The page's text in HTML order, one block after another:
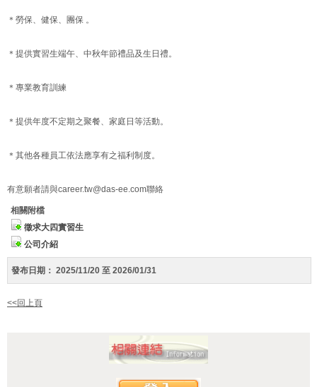
＊勞保、健保、團保 。
＊提供實習生端午、中秋年節禮品及生日禮。
＊專業教育訓練
＊提供年度不定期之聚餐、家庭日等活動。
＊其他各種員工依法應享有之福利制度。
有意願者請與career.tw@das-ee.com聯絡
相關附檔
徵求大四實習生
公司介紹
發布日期： 2025/11/20 至 2026/01/31
<<回上頁